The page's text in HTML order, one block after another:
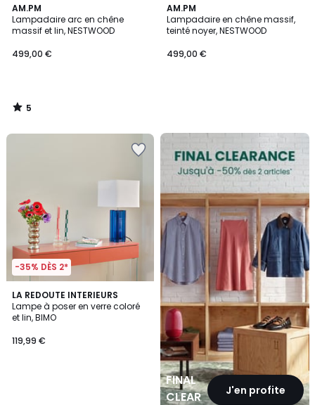
AM.PM
Lampadaire arc en chêne
massif et lin, NESTWOOD
499,00 €
5
/
5
5
/
AM.PM
Lampadaire en chêne massif,
teinté noyer, NESTWOOD
499,00 €
-35% DÈS 2*
LA REDOUTE INTERIEURS
Lampe à poser en verre coloré
et lin, BIMO
119,99 €
FINAL
CLEARANCEJ'en profite
FINAL
CLEARANCE